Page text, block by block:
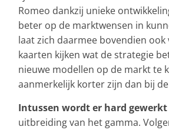
Romeo dankzij unieke
beter op de marktwensen in
laat zich daarmee bovendien
kaarten kijken wat de strategie
nieuwe modellen op de markt te
aanmerkelijk korter zijn dan bij
Intussen wordt er hard gewerkt
uitbreiding van het gamma.